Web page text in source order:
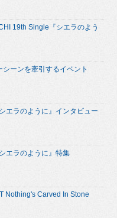
19th Single『シエラのよう
ーンを牽引するイベント
エラのように』インタビュー
エラのように』特集
Nothing's Carved In Stone